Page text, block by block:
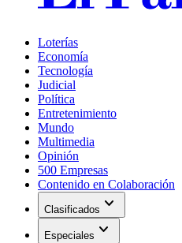
Loterías
Economía
Tecnología
Judicial
Política
Entretenimiento
Mundo
Multimedia
Opinión
500 Empresas
Contenido en Colaboración
Clasificados expand_more
Especiales expand_more